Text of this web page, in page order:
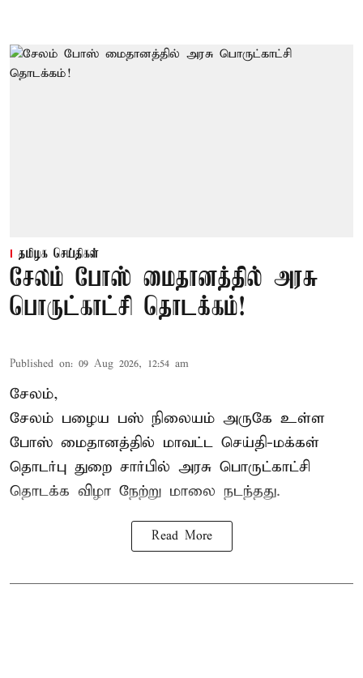
தமிழக செய்திகள்
சேலம் போஸ் மைதானத்தில் அரசு
பொருட்காட்சி தொடக்கம்!
Published on: 09 Aug 2026, 12:54 am
சேலம்,
சேலம் பழைய பஸ் நிலையம் அருகே உள்ள
போஸ் மைதானத்தில் மாவட்ட செய்தி-மக்கள்
தொடர்பு துறை சார்பில் அரசு பொருட்காட்சி
தொடக்க விழா நேற்று மாலை நடந்தது.
Read More